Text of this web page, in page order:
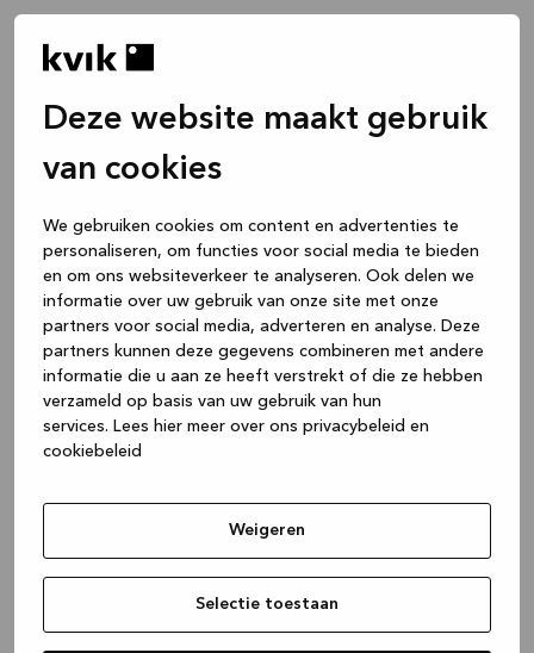
Deze website maakt gebruik
van cookies
We gebruiken cookies om content en advertenties te
personaliseren, om functies voor social media te bieden
en om ons websiteverkeer te analyseren. Ook delen we
informatie over uw gebruik van onze site met onze
partners voor social media, adverteren en analyse. Deze
partners kunnen deze gegevens combineren met andere
informatie die u aan ze heeft verstrekt of die ze hebben
verzameld op basis van uw gebruik van hun
services. Lees hier meer over ons privacybeleid en
cookiebeleid
Weigeren
Selectie toestaan
(see the browser console for more
information).